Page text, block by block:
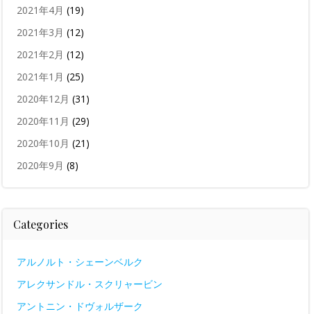
2021年4月 (19)
2021年3月 (12)
2021年2月 (12)
2021年1月 (25)
2020年12月 (31)
2020年11月 (29)
2020年10月 (21)
2020年9月 (8)
Categories
アルノルト・シェーンベルク
アレクサンドル・スクリャービン
アントニン・ドヴォルザーク